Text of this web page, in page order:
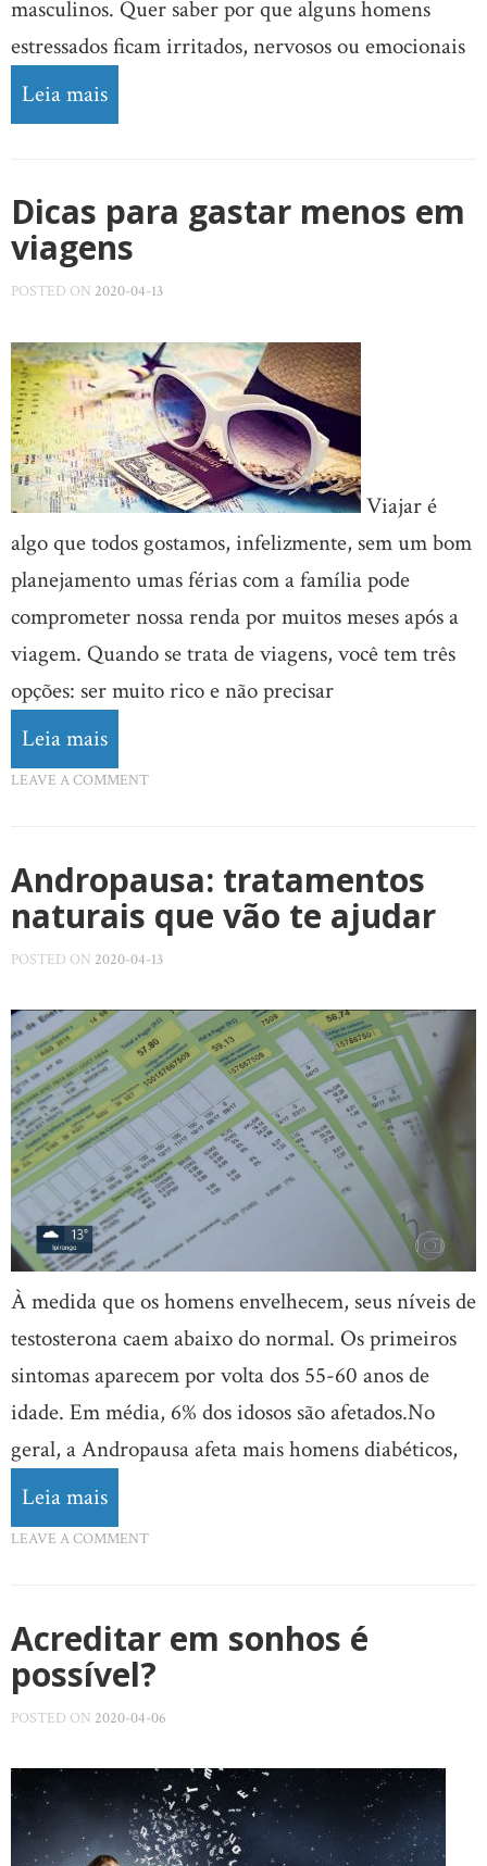
masculinos. Quer saber por que alguns homens
estressados ​​ficam irritados, nervosos ou emocionais
Leia mais
Dicas para gastar menos em
viagens
POSTED ON 2020-04-13
Viajar é
algo que todos gostamos, infelizmente, sem um bom
planejamento umas férias com a família pode
comprometer nossa renda por muitos meses após a
viagem. Quando se trata de viagens, você tem três
opções: ser muito rico e não precisar
Leia mais
LEAVE A COMMENT
Andropausa: tratamentos
naturais que vão te ajudar
POSTED ON 2020-04-13
À medida que os homens envelhecem, seus níveis de
testosterona caem abaixo do normal. Os primeiros
sintomas aparecem por volta dos 55-60 anos de
idade. Em média, 6% dos idosos são afetados.No
geral, a Andropausa afeta mais homens diabéticos,
Leia mais
LEAVE A COMMENT
Acreditar em sonhos é
possível?
POSTED ON 2020-04-06